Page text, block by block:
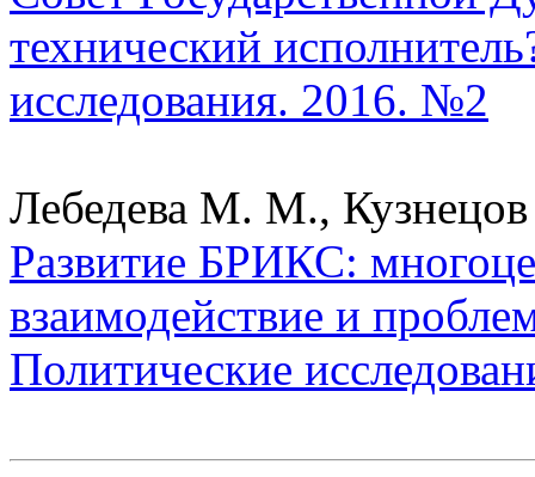
технический
исследования. 2016. №2
Лебедева М. М.,
Развитие БРИКС:
взаимодействие и
Политические